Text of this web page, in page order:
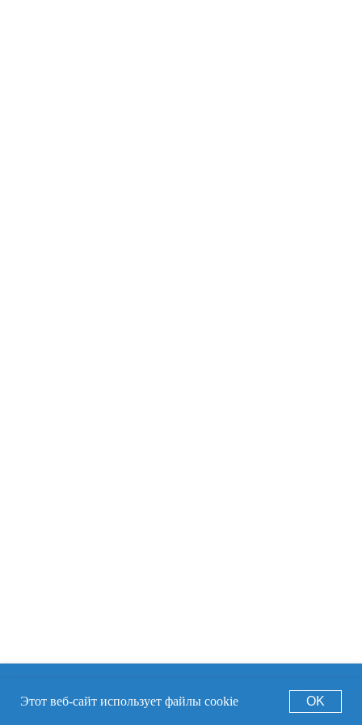
best experience
OK
Этот веб-сайт использует файлы cookie OK